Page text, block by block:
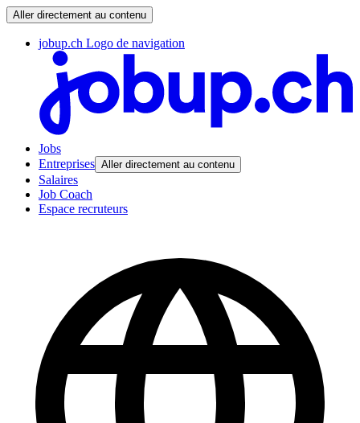
Aller directement au contenu
jobup.ch Logo de navigation
Jobs
Entreprises Aller directement au contenu
Salaires
Job Coach
Espace recruteurs